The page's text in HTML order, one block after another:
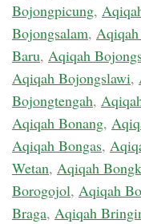
Bojongpicung,
Bojongsalam,
Baru, Aqiqah
Aqiqah Bojongslawi,
Bojongtengah,
Aqiqah Bonang,
Aqiqah Bongas,
Wetan, Aqiqah
Borogojol, Aqiqah
Braga, Aqiqah